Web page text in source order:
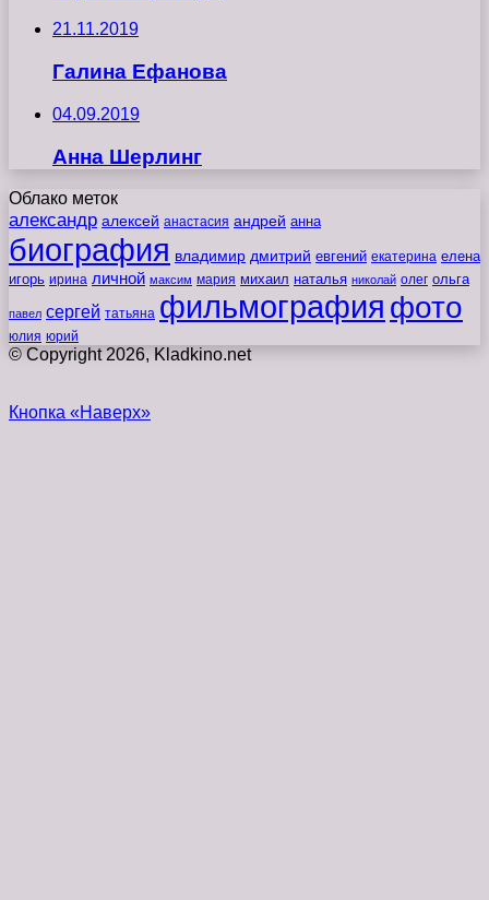
21.11.2019
Галина Ефанова
04.09.2019
Анна Шерлинг
Облако меток
александр алексей анастасия андрей анна
биография владимир дмитрий евгений екатерина елена
игорь ирина личной максим мария михаил наталья николай олег ольга
павел сергей татьяна фильмография фото
юлия юрий
© Copyright 2026, Kladkino.net
Кнопка «Наверх»